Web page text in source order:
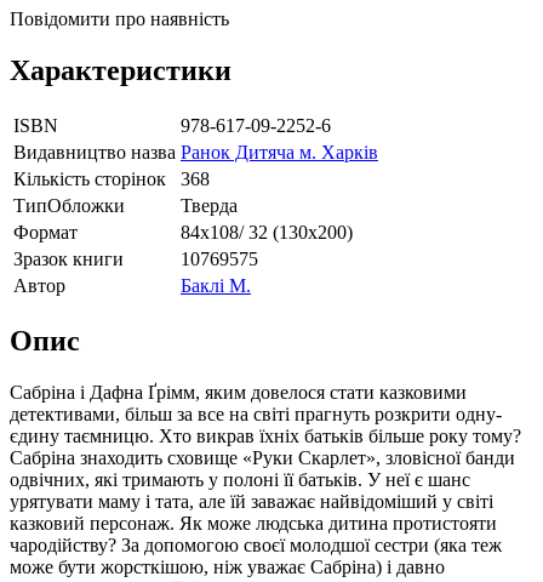
Повідомити про наявність
Характеристики
ISBN
978-617-09-2252-6
Видавництво назва Ранок Дитяча м. Харків
Кількість сторінок
368
ТипОбложки
Тверда
Формат
84х108/ 32 (130х200)
Зразок книги
10769575
Автор
Баклі М.
Опис
Сабріна і Дафна Ґрімм, яким довелося стати казковими
детективами, більш за все на світі прагнуть розкрити одну-
єдину таємницю. Хто викрав їхніх батьків більше року тому?
Сабріна знаходить сховище «Руки Скарлет», зловісної банди
одвічних, які тримають у полоні її батьків. У неї є шанс
урятувати маму і тата, але їй заважає найвідоміший у світі
казковий персонаж. Як може людська дитина протистояти
чародійству? За допомогою своєї молодшої сестри (яка теж
може бути жорсткішою, ніж уважає Сабріна) і давно